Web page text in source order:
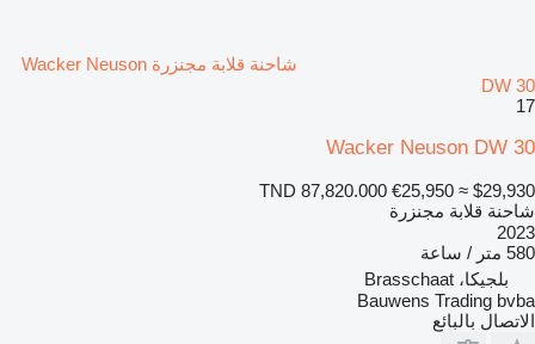
شاحنة قلابة مجنزرة Wacker Neuson
DW 30
17
Wacker Neuson DW 30
TND 87,820.000 €25,950 ≈ $29,930
شاحنة قلابة مجنزرة
2023
580 متر / ساعة
بلجيكا، Brasschaat
Bauwens Trading bvba
الاتصال بالبائع